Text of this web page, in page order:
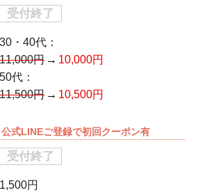
受付終了
30・40代：
11,000円
10,000円
50代：
11,500円
10,500円
式LINEご登録で初回クーポン有
受付終了
1,500円